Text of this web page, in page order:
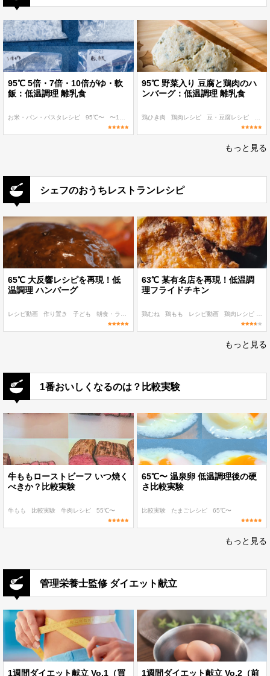
95℃ 5倍・7倍・10倍がゆ・軟
飯：低温調理 離乳食
お米・パン・パスタレシピ 95℃〜 〜100 kcal 〜200 kcal 〜300 kcal
95℃ 野菜入り 豆腐と鶏肉のハ
ンバーグ：低温調理 離乳食
鶏ひき肉 鶏肉レシピ 豆・豆腐レシピ
もっと見る
シェフのおうちレストランレシピ
65℃ 大反響レシピを再現！低
温調理 ハンバーグ
レシピ動画 作り置き 子ども 朝食・ランチ ディナー
63℃ 某有名店を再現！低温調
理フライドチキン
鶏むね 鶏もも レシピ動画 鶏肉レシピ
もっと見る
1番おいしくなるのは？比較実験
牛ももローストビーフ いつ焼く
べきか？比較実験
牛もも 比較実験 牛肉レシピ 55℃〜
65℃〜 温泉卵 低温調理後の硬
さ比較実験
比較実験 たまごレシピ 65℃〜
もっと見る
管理栄養士監修 ダイエット献立
1週間ダイエット献立 Vo.1（買 1週間ダイエット献立 Vo.2（前